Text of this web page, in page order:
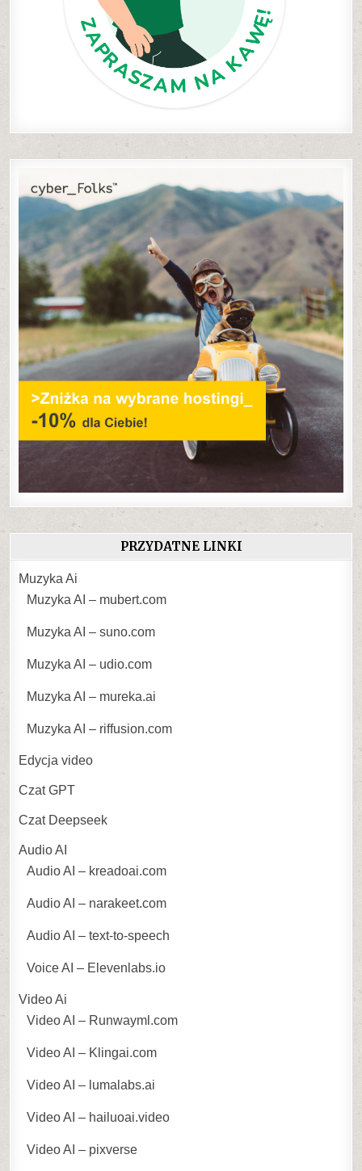
PRZYDATNE LINKI
Muzyka Ai
Muzyka AI – mubert.com
Muzyka AI – suno.com
Muzyka AI – udio.com
Muzyka AI – mureka.ai
Muzyka AI – riffusion.com
Edycja video
Czat GPT
Czat Deepseek
Audio AI
Audio AI – kreadoai.com
Audio AI – narakeet.com
Audio AI – text-to-speech
Voice AI – Elevenlabs.io
Video Ai
Video AI – Runwayml.com
Video AI – Klingai.com
Video AI – lumalabs.ai
Video AI – hailuoai.video
Video AI – pixverse